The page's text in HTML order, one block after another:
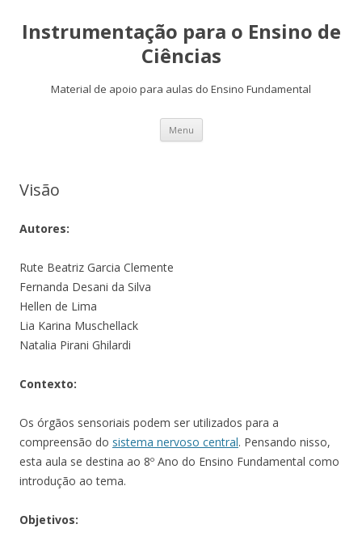
Instrumentação para o Ensino de
Ciências
Material de apoio para aulas do Ensino Fundamental
Menu Skip
content
Visão
Autores:
Rute Beatriz Garcia Clemente
Fernanda Desani da Silva
Hellen de Lima
Lia Karina Muschellack
Natalia Pirani Ghilardi
Contexto:
Os órgãos sensoriais podem ser utilizados para a
compreensão do sistema nervoso central. Pensando nisso,
esta aula se destina ao 8º Ano do Ensino Fundamental como
introdução ao tema.
Objetivos: